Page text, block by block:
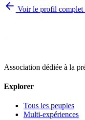
Voir le profil complet
Association dédiée à la
Explorer
Tous les peuples
Multi-expériences